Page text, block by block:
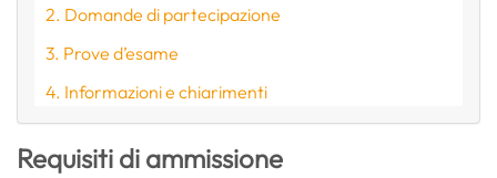
Domande di partecipazione
Prove d’esame
Informazioni e chiarimenti
Requisiti di ammissione